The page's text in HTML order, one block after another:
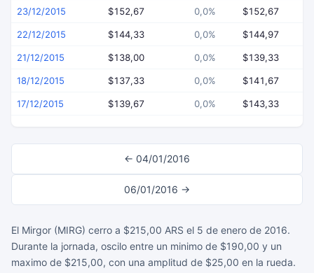
23/12/2015 $152,67 0,0% $152,67
22/12/2015 $144,33 0,0% $144,97
21/12/2015 $138,00 0,0% $139,33
18/12/2015 $137,33 0,0% $141,67
17/12/2015 $139,67 0,0% $143,33
← 04/01/2016
06/01/2016 →
El Mirgor (MIRG) cerro a $215,00 ARS el 5 de enero de 2016.
Durante la jornada, oscilo entre un minimo de $190,00 y un
maximo de $215,00, con una amplitud de $25,00 en la rueda.